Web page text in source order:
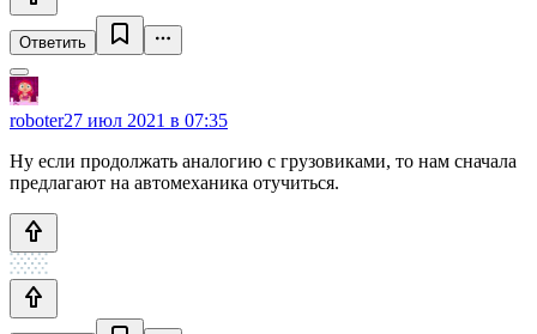
Ответить
roboter27 июл 2021 в 07:35
Ну если продолжать аналогию с грузовиками, то нам сначала
предлагают на автомеханика отучиться.